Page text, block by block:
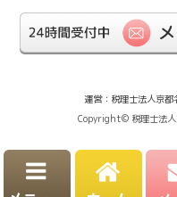
運営：税理士法人京
Copyright© 税理士法